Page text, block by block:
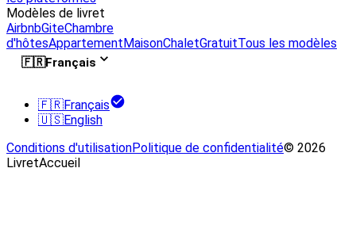
Modèles de livret
AirbnbGiteChambre
d'hôtesAppartementMaisonChaletGratuitTous les modèles
🇫🇷Français
🇫🇷Français
🇺🇸English
Conditions d'utilisationPolitique de confidentialité© 2026
LivretAccueil